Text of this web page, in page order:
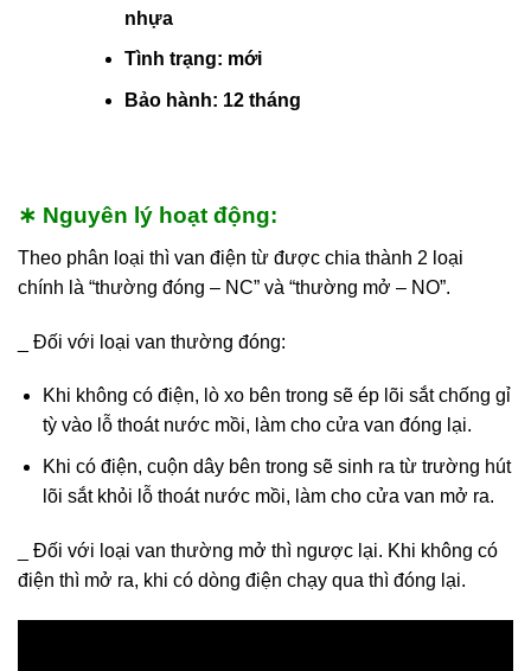
nhựa
Tình trạng: mới
Bảo hành: 12 tháng
∗ Nguyên lý hoạt động:
Theo phân loại thì van điện từ được chia thành 2 loại
chính là “thường đóng – NC” và “thường mở – NO”.
_ Đối với loại van thường đóng:
Khi không có điện, lò xo bên trong sẽ ép lõi sắt chống gỉ
tỳ vào lỗ thoát nước mồi, làm cho cửa van đóng lại.
Khi có điện, cuộn dây bên trong sẽ sinh ra từ trường hút
lõi sắt khỏi lỗ thoát nước mồi, làm cho cửa van mở ra.
Đối với loại van thường mở thì ngược lại. Khi không có
điện thì mở ra, khi có dòng điện chạy qua thì đóng lại.